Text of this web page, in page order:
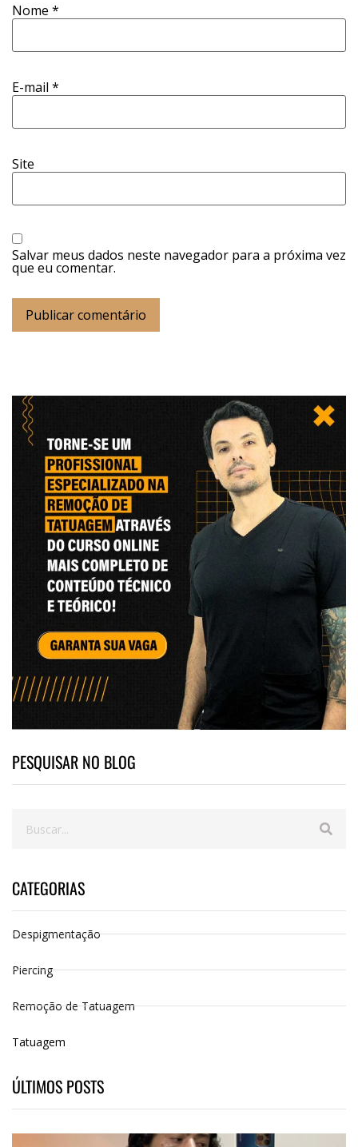
Nome *
E-mail *
Site
Salvar meus dados neste navegador para a próxima vez
que eu comentar.
PESQUISAR NO BLOG
CATEGORIAS
Despigmentação
Piercing
Remoção de Tatuagem
Tatuagem
ÚLTIMOS POSTS